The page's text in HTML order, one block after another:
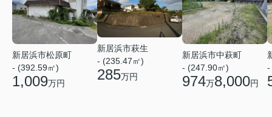
新居浜市松原町
- (392.59㎡)
1,009万円
新居浜市萩生
- (235.47㎡)
285万円
新居浜市中萩町
- (247.90㎡)
974万8,000円
-